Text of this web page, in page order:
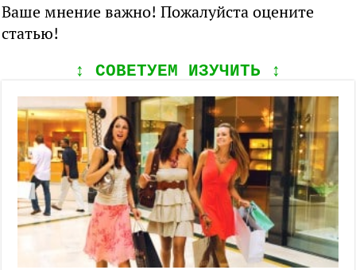
Ваше мнение важно! Пожалуйста оцените
статью!
↕️ СОВЕТУЕМ ИЗУЧИТЬ ↕️